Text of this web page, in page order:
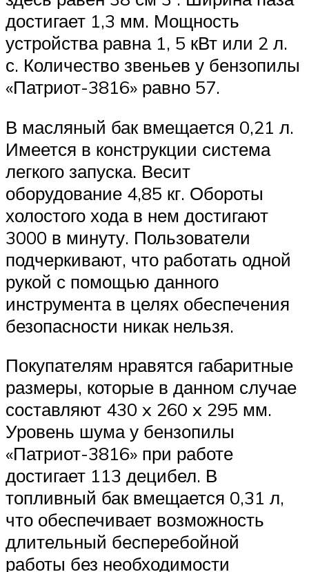
достигает 1,3 мм. Мощность
устройства равна 1, 5 кВт или 2 л.
с. Количество звеньев у бензопилы
«Патриот-3816» равно 57.
В масляный бак вмещается 0,21 л.
Имеется в конструкции система
легкого запуска. Весит
оборудование 4,85 кг. Обороты
холостого хода в нем достигают
3000 в минуту. Пользователи
подчеркивают, что работать одной
рукой с помощью данного
инструмента в целях обеспечения
безопасности никак нельзя.
Покупателям нравятся габаритные
размеры, которые в данном случае
составляют 430 x 260 x 295 мм.
Уровень шума у бензопилы
«Патриот-3816» при работе
достигает 113 децибел. В
топливный бак вмещается 0,31 л,
что обеспечивает возможность
длительный бесперебойной
работы без необходимости